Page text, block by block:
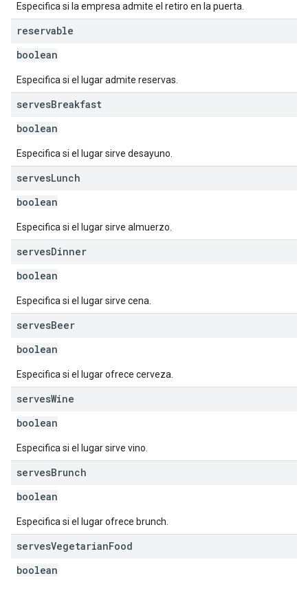
Especifica si la empresa admite el retiro en la puerta.
reservable
boolean
Especifica si el lugar admite reservas.
servesBreakfast
boolean
Especifica si el lugar sirve desayuno.
servesLunch
boolean
Especifica si el lugar sirve almuerzo.
servesDinner
boolean
Especifica si el lugar sirve cena.
servesBeer
boolean
Especifica si el lugar ofrece cerveza.
servesWine
boolean
Especifica si el lugar sirve vino.
servesBrunch
boolean
Especifica si el lugar ofrece brunch.
servesVegetarianFood
boolean